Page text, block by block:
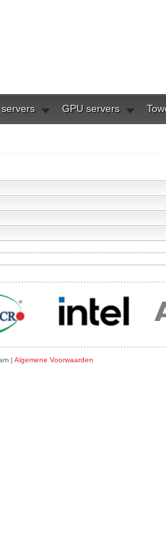
GPU servers
| Algemene Voorwaarden